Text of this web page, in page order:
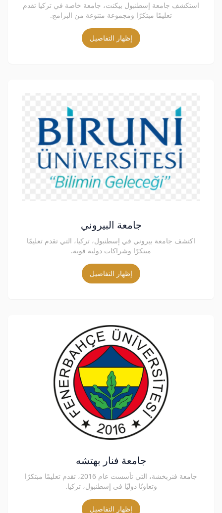
استكشف جامعة إسطنبول بيكنت، جامعة خاصة في تركيا تقدم
تعليمًا مبتكرًا ومجموعة متنوعة من البرامج.
إظهار التفاصيل
جامعة البيروني
اكتشف جامعة بيروني في إسطنبول، تركيا، التي تقدم تعليمًا
مبتكرًا وشراكات دولية قوية.
إظهار التفاصيل
جامعة فنار بهتشه
جامعة فنربخشة، التي تأسست عام 2016، تقدم تعليمًا مبتكرًا
وتعاونًا دوليًا في إسطنبول، تركيا.
إظهار التفاصيل